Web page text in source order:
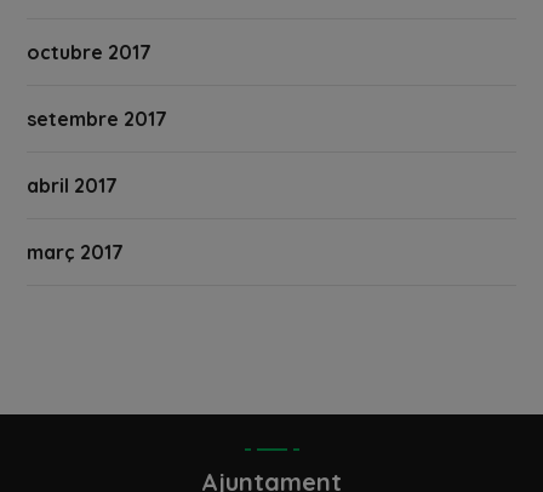
octubre 2017
setembre 2017
abril 2017
març 2017
Ajuntament